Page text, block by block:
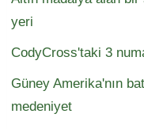
yeri
CodyCross'taki 3
Güney Amerika'nın
medeniyet